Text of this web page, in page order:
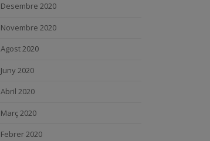
Desembre 2020
Novembre 2020
Agost 2020
Juny 2020
Abril 2020
Març 2020
Febrer 2020